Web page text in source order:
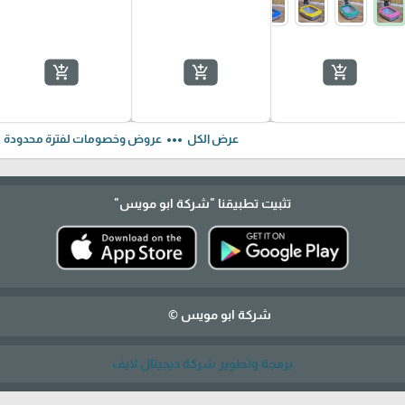
add_shopping_cart
add_shopping_cart
add_shopping_cart
عرض الكل more_horiz عروض وخصومات لفترة محدودة
تثبيت تطبيقنا "شركة ابو مويس"
شركة ابو مويس ©
برمجة وتطوير شركة ديجيتال لايف